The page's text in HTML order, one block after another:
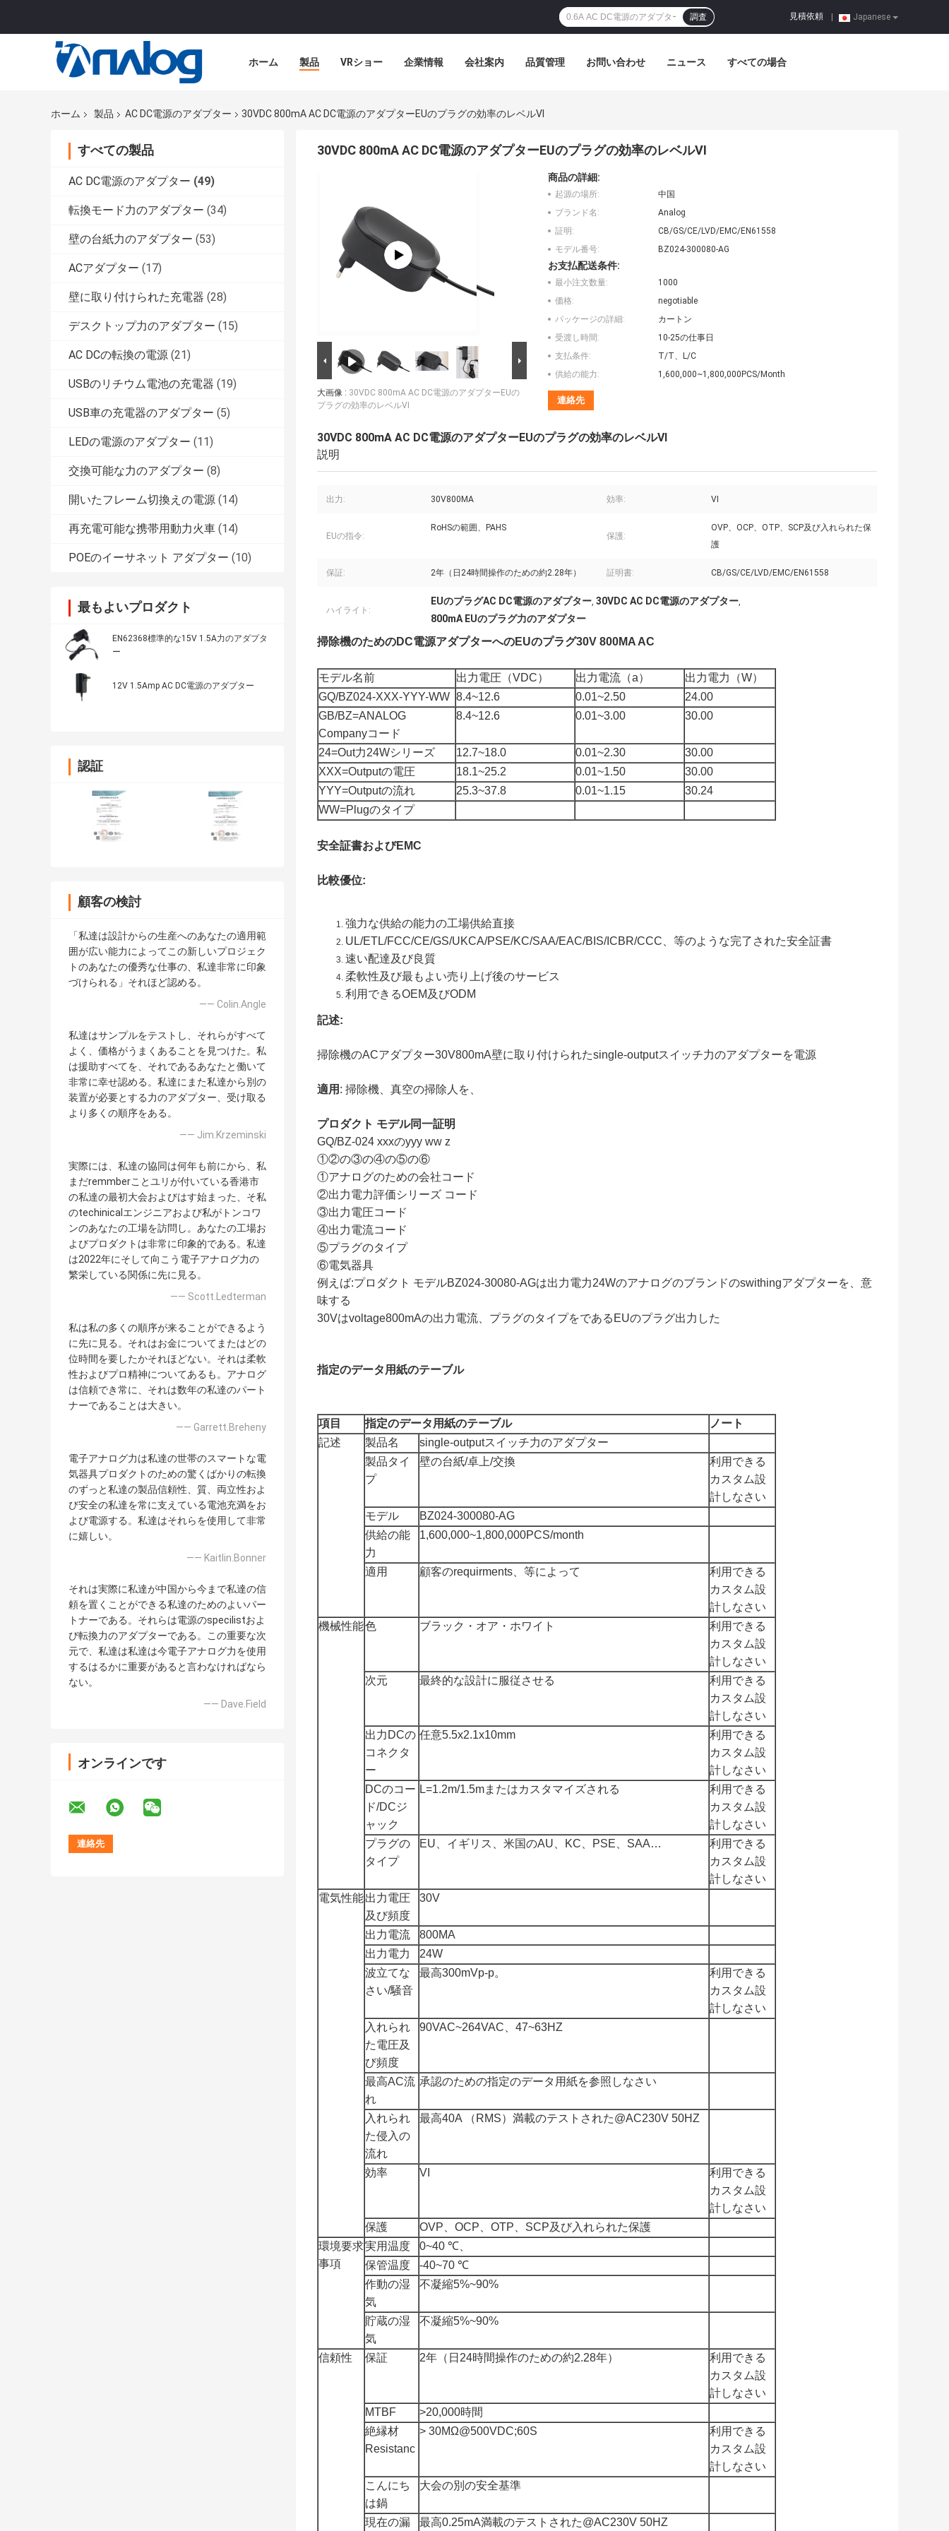
Japanese
見積依頼
調査
ホーム 製品 VRショー 企業情報 会社案内 品質管理 お問い合わせ ニュース すべての場合
ホーム 製品 AC DC電源のアダプター 30VDC 800mA AC DC電源のアダプターEUのプラグの効率のレベルVI
すべての製品
AC DC電源のアダプター (49)
転換モード力のアダプター (34)
壁の台紙力のアダプター (53)
ACアダプター (17)
壁に取り付けられた充電器 (28)
デスクトップ力のアダプター (15)
AC DCの転換の電源 (21)
USBのリチウム電池の充電器 (19)
USB車の充電器のアダプター (5)
LEDの電源のアダプター (11)
交換可能な力のアダプター (8)
開いたフレーム切換えの電源 (14)
再充電可能な携帯用動力火車 (14)
POEのイーサネット アダプター (10)
最もよいプロダクト
EN62368標準的な15V 1.5A力のアダプタ
ー
12V 1.5Amp AC DC電源のアダプター
認証
顧客の検討
「私達は設計からの生産へのあなたの適用範
囲が広い能力によってこの新しいプロジェク
トのあなたの優秀な仕事の、私達非常に印象
づけられる」それほど認める。
—— Colin.Angle
私達はサンプルをテストし、それらがすべて
よく、価格がうまくあることを見つけた。私
は援助すべてを、それであるあなたと働いて
非常に幸せ認める。私達にまた私達から別の
装置が必要とする力のアダプター、受け取る
より多くの順序をある。
—— Jim.Krzeminski
実際には、私達の協同は何年も前にから、私
まだremmberことユリが付いている香港市
の私達の最初大会およびはす始まった、そ私
のtechinicalエンジニアおよび私がトンコワ
ンのあなたの工場を訪問し。あなたの工場お
よびプロダクトは非常に印象的である。私達
は2022年にそして向こう電子アナログ力の
繁栄している関係に先に見る。
—— Scott.Ledterman
私は私の多くの順序が来ることができるよう
に先に見る。それはお金についてまたはどの
位時間を要したかそれほどない。それは柔軟
性およびプロ精神についてあるも。アナログ
は信頼でき常に、それは数年の私達のパート
ナーであることは大きい。
—— Garrett.Breheny
電子アナログ力は私達の世帯のスマートな電
気器具プロダクトのための驚くばかりの転換
のずっと私達の製品信頼性、質、両立性およ
び安全の私達を常に支えている電池充満をお
よび電源する。私達はそれらを使用して非常
に嬉しい。
—— Kaitlin.Bonner
それは実際に私達が中国から今まで私達の信
頼を置くことができる私達のためのよいパー
トナーである。それらは電源のspecilistおよ
び転換力のアダプターである。この重要な次
元で、私達は私達は今電子アナログ力を使用
するはるかに重要があると言わなければなら
ない。
—— Dave.Field
オンラインです
30VDC 800mA AC DC電源のアダプターEUのプラグの効率のレベルVI
大画像 : 30VDC 800mA AC DC電源のアダプターEUの
プラグの効率のレベルVI
商品の詳細:
起源の場所:
中国
ブランド名:
Analog
証明:
CB/GS/CE/LVD/EMC/EN61558
モデル番号:
BZ024-300080-AG
お支払配送条件:
最小注文数量:
1000
価格:
negotiable
パッケージの詳細:
カートン
受渡し時間:
10-25の仕事日
支払条件:
T/T、L/C
供給の能力:
1,600,000~1,800,000PCS/Month
連絡先
30VDC 800mA AC DC電源のアダプターEUのプラグの効率のレベルVI
説明
出力: 30V800MA 効率: VI
EUの指令:
RoHSの範囲、PAHS
保護:
OVP、OCP、OTP、SCP及び入れられた保
護
保証: 2年（日24時間操作のための約2.28年） 証明書: CB/GS/CE/LVD/EMC/EN61558
ハイライト:
EUのプラグAC DC電源のアダプター, 30VDC AC DC電源のアダプター,
800mA EUのプラグ力のアダプター
掃除機のためのDC電源アダプターへのEUのプラグ30V 800MA AC
モデル名前 出力電圧（VDC） 出力電流（a）
出力電力（W）
GQ/BZ024-XXX-YYY-WW 8.4~12.6 0.01~2.50
24.00
GB/BZ=ANALOG
Companyコード
8.4~12.6 0.01~3.00 30.00
24=Out力24Wシリーズ 12.7~18.0 0.01~2.30
30.00
XXX=Outputの電圧
18.1~25.2 0.01~1.50
30.00
YYY=Outputの流れ
25.3~37.8 0.01~1.15
30.24
WW=Plugのタイプ
安全証書およびEMC
比較優位:
強力な供給の能力の工場供給直接
UL/ETL/FCC/CE/GS/UKCA/PSE/KC/SAA/EAC/BIS/ICBR/CCC、等のような完了された安全証書
速い配達及び良質
柔軟性及び最もよい売り上げ後のサービス
利用できるOEM及びODM
記述:
掃除機のACアダプター30V800mA壁に取り付けられたsingle-outputスイッチ力のアダプターを電源
適用 : 掃除機、真空の掃除人を、
プロダクト モデル同一証明
GQ/BZ-024 xxxのyyy ww z
①②の③の④の⑤の⑥
①アナログのための会社コード
②出力電力評価シリーズ コード
③出力電圧コード
④出力電流コード
⑤プラグのタイプ
⑥電気器具
例えば:プロダクト モデルBZ024-30080-AGは出力電力24Wのアナログのブランドのswithingアダプターを、意
味する
30Vはvoltage800mAの出力電流、プラグのタイプをであるEUのプラグ出力した
指定のデータ用紙のテーブル
項目 指定のデータ用紙のテーブル
ノート
記述
製品名
single-outputスイッチ力のアダプター
製品タイ
プ
壁の台紙/卓上/交換
利用できる
カスタム設
計しなさい
モデル
BZ024-300080-AG
供給の能
力
1,600,000~1,800,000PCS/month
適用 顧客のrequirments、等によって
利用できる
カスタム設
計しなさい
機械性能色 ブラック・オア・ホワイト
利用できる
カスタム設
計しなさい
次元
最終的な設計に服従させる
利用できる
カスタム設
計しなさい
出力DCの
コネクタ
ー
任意5.5x2.1x10mm
利用できる
カスタム設
計しなさい
DCのコー
ド/DCジ
ャック
L=1.2m/1.5mまたはカスタマイズされる
利用できる
カスタム設
計しなさい
プラグの
タイプ
EU、イギリス、米国のAU、KC、PSE、SAA…
利用できる
カスタム設
計しなさい
電気性能出力電圧
及び頻度
30V
出力電流
800MA
出力電力
24W
波立てな
さい/騒音
最高300mVp-p。
利用できる
カスタム設
計しなさい
入れられ
た電圧及
び頻度
90VAC~264VAC、47~63HZ
最高AC流
れ
承認のための指定のデータ用紙を参照しなさい
入れられ
た侵入の
流れ
最高40A （RMS）満載のテストされた@AC230V 50HZ
効率 VI
利用できる
カスタム設
計しなさい
保護
OVP、OCP、OTP、SCP及び入れられた保護
環境要求
事項
実用温度
0~40 ℃、
保管温度
-40~70 ℃
作動の湿
気
不凝縮5%~90%
貯蔵の湿
気
不凝縮5%~90%
信頼性 保証 2年（日24時間操作のための約2.28年）
利用できる
カスタム設
計しなさい
MTBF
>20,000時間
絶縁材
Resistanc
> 30MΩ@500VDC;60S
利用できる
カスタム設
計しなさい
こんにち
は鍋
大会の別の安全基準
現在の漏 最高0.25mA満載のテストされた@AC230V 50HZ